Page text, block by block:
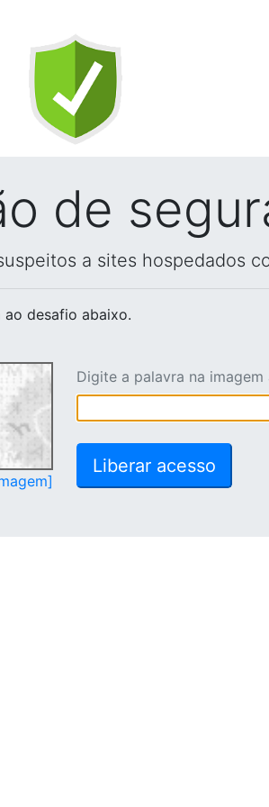
de
a sites hospedados
ao desafio abaixo.
Digite a palavra na